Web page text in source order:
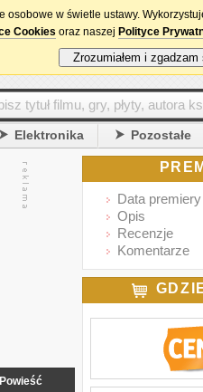
Elektronika Pozostałe
Powieść
Data premiery
Opis
Recenzje
Komentarze
w świetle ustawy.
Cookies oraz naszej Polityce
Zrozumiałem i zgadzam